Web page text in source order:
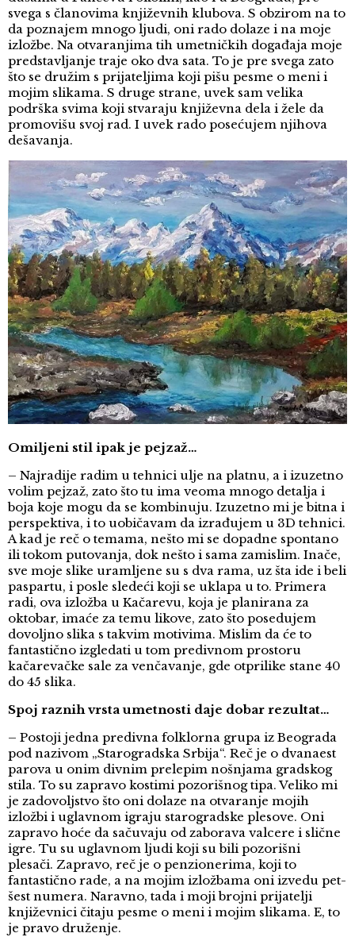
svega s članovima književnih klubova. S obzirom na to
da poznajem mnogo ljudi, oni rado dolaze i na moje
izložbe. Na otvaranjima tih umetničkih događaja moje
predstavljanje traje oko dva sata. To je pre svega zato
što se družim s prijateljima koji pišu pesme o meni i
mojim slikama. S druge strane, uvek sam velika
podrška svima koji stvaraju književna dela i žele da
promovišu svoj rad. I uvek rado posećujem njihova
dešavanja.
Omiljeni stil ipak je pejzaž…
– Najradije radim u tehnici ulje na platnu, a i izuzetno
volim pejzaž, zato što tu ima veoma mnogo detalja i
boja koje mogu da se kombinuju. Izuzetno mi je bitna i
perspektiva, i to uobičavam da izrađujem u 3D tehnici.
A kad je reč o temama, nešto mi se dopadne spontano
ili tokom putovanja, dok nešto i sama zamislim. Inače,
sve moje slike uramljene su s dva rama, uz šta ide i beli
paspartu, i posle sledeći koji se uklapa u to. Primera
radi, ova izložba u Kačarevu, koja je planirana za
oktobar, imaće za temu likove, zato što posedujem
dovoljno slika s takvim motivima. Mislim da će to
fantastično izgledati u tom predivnom prostoru
kačarevačke sale za venčavanje, gde otprilike stane 40
do 45 slika.
Spoj raznih vrsta umetnosti daje dobar rezultat…
– Postoji jedna predivna folklorna grupa iz Beograda
pod nazivom „Starogradska Srbija“. Reč je o dvanaest
parova u onim divnim prelepim nošnjama gradskog
stila. To su zapravo kostimi pozorišnog tipa. Veliko mi
je zadovoljstvo što oni dolaze na otvaranje mojih
izložbi i uglavnom igraju starogradske plesove. Oni
zapravo hoće da sačuvaju od zaborava valcere i slične
igre. Tu su uglavnom ljudi koji su bili pozorišni
plesači. Zapravo, reč je o penzionerima, koji to
fantastično rade, a na mojim izložbama oni izvedu pet-
šest numera. Naravno, tada i moji brojni prijatelji
književnici čitaju pesme o meni i mojim slikama. E, to
je pravo druženje.